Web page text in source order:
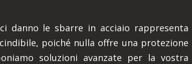
danno le sbarre in acciaio rappresenta
poiché nulla offre una protezione
soluzioni avanzate per la vostra